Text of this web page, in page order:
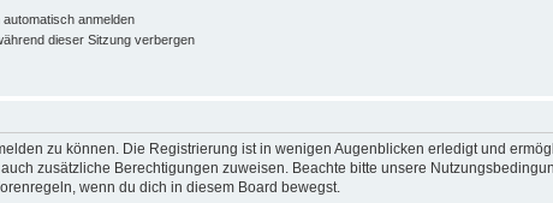
anmelden
dieser Sitzung verbergen
zu können. Die Registrierung ist in wenigen Augenblicken erledigt und
zusätzliche Berechtigungen zuweisen. Beachte bitte unsere
wenn du dich in diesem Board bewegst.